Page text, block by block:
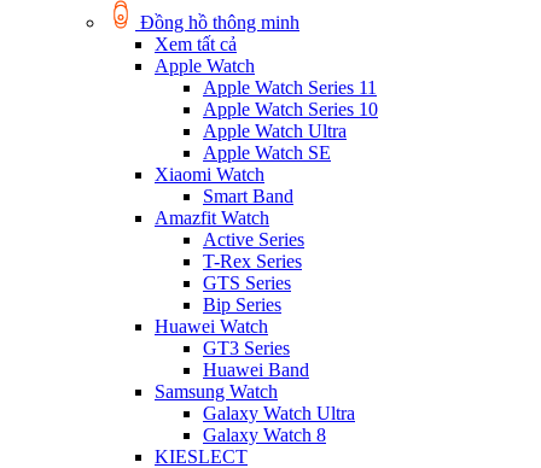
Đồng hồ thông minh
Xem tất cả
Apple Watch
Apple Watch Series 11
Apple Watch Series 10
Apple Watch Ultra
Apple Watch SE
Xiaomi Watch
Smart Band
Amazfit Watch
Active Series
T-Rex Series
GTS Series
Bip Series
Huawei Watch
GT3 Series
Huawei Band
Samsung Watch
Galaxy Watch Ultra
Galaxy Watch 8
KIESLECT